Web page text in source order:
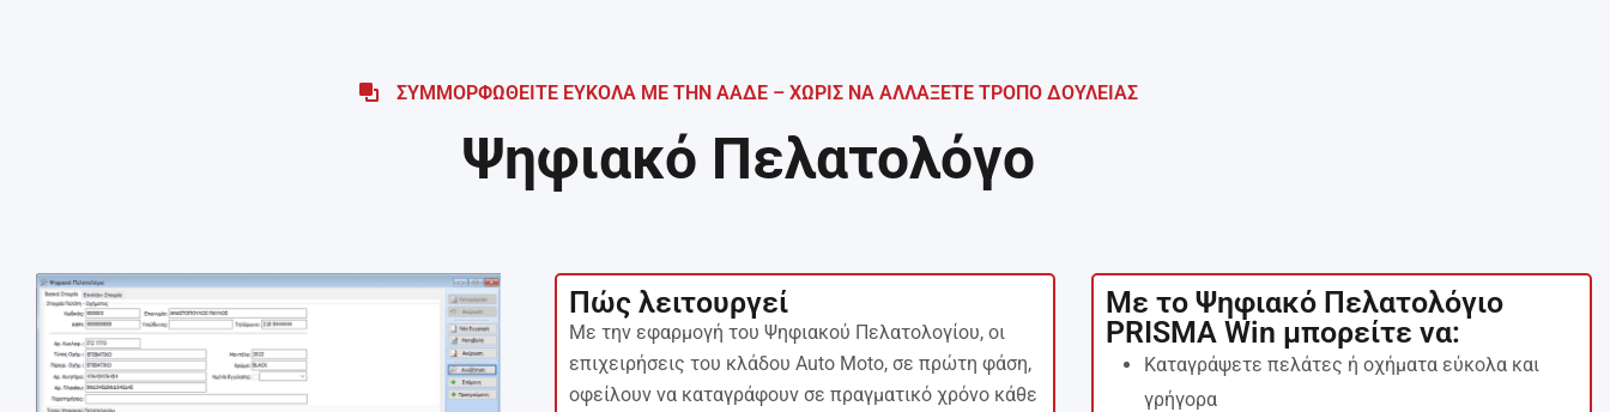
ΣΥΜΜΟΡΦΩΘΕΙΤΕ ΕΥΚΟΛΑ ΜΕ ΤΗΝ ΑΑΔΕ – ΧΩΡΙΣ ΝΑ ΑΛΛΑΞΕΤΕ ΤΡΟΠΟ ΔΟΥΛΕΙΑΣ
Ψηφιακό Πελατολόγο
Πώς λειτουργεί
Με την εφαρμογή του Ψηφιακού Πελατολογίου, οι
επιχειρήσεις του κλάδου Auto Moto, σε πρώτη φάση,
οφείλουν να καταγράφουν σε πραγματικό χρόνο κάθε
Με το Ψηφιακό Πελατολόγιο
PRISMA Win μπορείτε να:
Καταγράψετε πελάτες ή οχήματα εύκολα και
γρήγορα